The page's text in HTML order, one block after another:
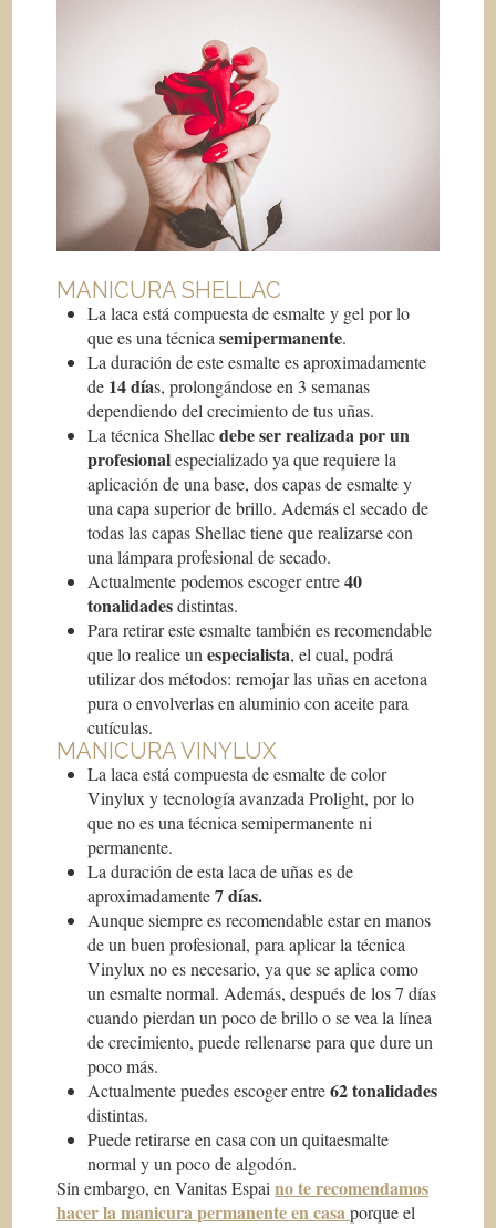
MANICURA SHELLAC
La laca está compuesta de esmalte y gel por lo
que es una técnicasemipermanente.
La duración de este esmalte es aproximadamente
de 14 días, prolongándose en 3 semanas
dependiendo del crecimiento de tus uñas.
La técnica Shellacdebe ser realizada por un
profesionalespecializado ya que requiere la
aplicación de una base, dos capas de esmalte y
una capa superior de brillo. Además el secado de
todas las capas Shellac tiene que realizarse con
una lámpara profesional de secado.
Actualmente podemos escoger entre40
tonalidadesdistintas.
Para retirar este esmalte también es recomendable
que lo realice unespecialista, el cual, podrá
utilizar dos métodos: remojar las uñas en acetona
pura o envolverlas en aluminio con aceite para
cutículas.
MANICURA VINYLUX
La laca está compuesta de esmalte de color
Vinylux y tecnología avanzada Prolight, por lo
que no es una técnica semipermanente ni
permanente.
La duración de esta laca de uñas es de
aproximadamente7 días.
Aunque siempre es recomendable estar en manos
de un buen profesional, para aplicar la técnica
Vinylux no es necesario, ya que se aplica como
un esmalte normal. Además, después de los 7 días
cuando pierdan un poco de brillo o se vea la línea
de crecimiento, puede rellenarse para que dure un
poco más.
Actualmente puedes escoger entre62 tonalidades
distintas.
Puede retirarse en casa con un quitaesmalte
normal y un poco de algodón.
Sin embargo, en Vanitas Espaino te recomendamos
hacer la manicura permanente en casaporque el